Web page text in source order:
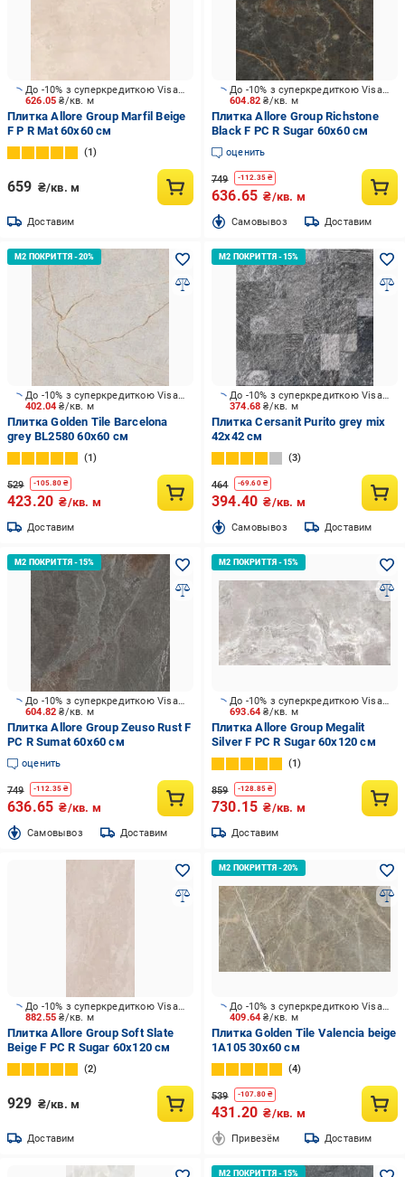
626.05₴/кв. м
До -10% з суперкредиткою Visa Вигода
Плитка Allore Group Marfil Beige
F P R Mat 60x60 см
1
659 ₴/кв. м
Доставим
604.82₴/кв. м
До -10% з суперкредиткою Visa Вигода
Плитка Allore Group Richstone
Black F PC R Sugar 60x60 см
оценить
749 -112.35₴
636.65 ₴/кв. м
Cамовывоз Доставим
402.04₴/кв. м
До -10% з суперкредиткою Visa Вигода
Плитка Golden Tile Barcelona
grey BL2580 60x60 см
1
529 -105.80 ₴
423.20 ₴/кв. м
Доставим
374.68₴/кв. м
До -10% з суперкредиткою Visa Вигода
Плитка Cersanit Purito grey mix
42x42 см
3
464 -69.60₴
394.40 ₴/кв. м
Cамовывоз Доставим
604.82₴/кв. м
До -10% з суперкредиткою Visa Вигода
Плитка Allore Group Zeuso Rust F
PC R Sumat 60х60 см
оценить
749 -112.35 ₴
636.65 ₴/кв. м
Cамовывоз Доставим
693.64₴/кв. м
До -10% з суперкредиткою Visa Вигода
Плитка Allore Group Megalit
Silver F PC R Sugar 60x120 см
1
859 -128.85₴
730.15 ₴/кв. м
Доставим
882.55₴/кв. м
До -10% з суперкредиткою Visa Вигода
Плитка Allore Group Soft Slate
Beige F PC R Sugar 60x120 см
2
929 ₴/кв. м
Доставим
409.64₴/кв. м
До -10% з суперкредиткою Visa Вигода
Плитка Golden Tile Valencia beige
1А105 30x60 см
4
539 -107.80₴
431.20 ₴/кв. м
Привезём Доставим